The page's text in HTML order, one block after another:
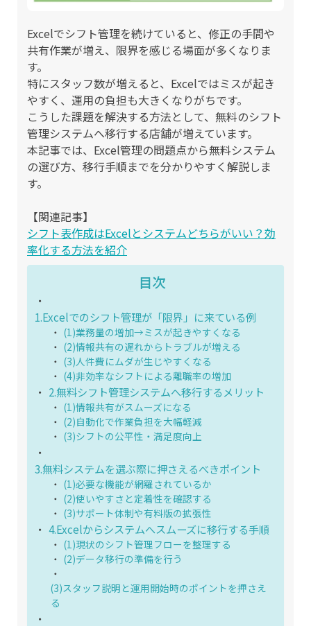
Excelでシフト管理を続けていると、修正の手間や
共有作業が増え、限界を感じる場面が多くなりま
す。
特にスタッフ数が増えると、Excelではミスが起き
やすく、運用の負担も大きくなりがちです。
こうした課題を解決する方法として、無料のシフト
管理システムへ移行する店舗が増えています。
本記事では、Excel管理の問題点から無料システム
の選び方、移行手順までを分かりやすく解説しま
す。
【関連記事】
シフト表作成はExcelとシステムどちらがいい？効
率化する方法を紹介
目次
1.Excelでのシフト管理が「限界」に来ている例
(1)業務量の増加→ミスが起きやすくなる
(2)情報共有の遅れからトラブルが増える
(3)人件費にムダが生じやすくなる
(4)非効率なシフトによる離職率の増加
2.無料シフト管理システムへ移行するメリット
(1)情報共有がスムーズになる
(2)自動化で作業負担を大幅軽減
(3)シフトの公平性・満足度向上
3.無料システムを選ぶ際に押さえるべきポイント
(1)必要な機能が網羅されているか
(2)使いやすさと定着性を確認する
(3)サポート体制や有料版の拡張性
4.Excelからシステムへスムーズに移行する手順
(1)現状のシフト管理フローを整理する
(2)データ移行の準備を行う
(3)スタッフ説明と運用開始時のポイントを押さえ
る